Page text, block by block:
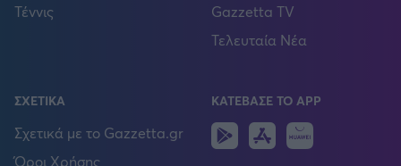
Τέννις
Gazzetta TV
Τελευταία Νέα
ΣΧΕΤΙΚΑ
Σχετικά με το Gazzetta.gr
Όροι Χρήσης
ΚΑΤΕΒΑΣΕ ΤΟ APP
Android
IOS